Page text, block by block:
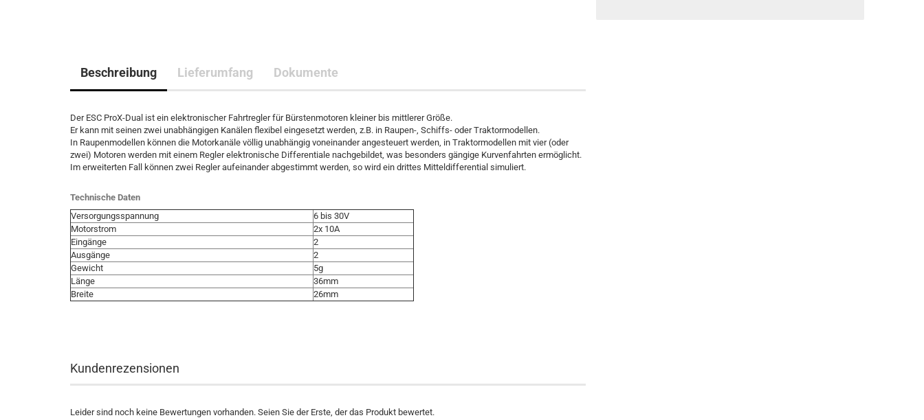
Beschreibung Lieferumfang Dokumente
Der ESC ProX-Dual ist ein elektronischer Fahrtregler für Bürstenmotoren kleiner bis mittlerer Größe.
Er kann mit seinen zwei unabhängigen Kanälen flexibel eingesetzt werden, z.B. in Raupen-, Schiffs- oder Traktormodellen.
In Raupenmodellen können die Motorkanäle völlig unabhängig voneinander angesteuert werden, in Traktormodellen mit vier (oder
zwei) Motoren werden mit einem Regler elektronische Differentiale nachgebildet, was besonders gängige Kurvenfahrten ermöglicht.
Im erweiterten Fall können zwei Regler aufeinander abgestimmt werden, so wird ein drittes Mitteldifferential simuliert.
Technische Daten
Versorgungsspannung
6 bis 30V
Motorstrom
2x 10A
Eingänge
2
Ausgänge
2
Gewicht
5g
Länge
36mm
Breite
26mm
Kundenrezensionen
Leider sind noch keine Bewertungen vorhanden. Seien Sie der Erste, der das Produkt bewertet.